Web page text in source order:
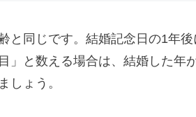
と同じです。結婚記念日の1年
」と数える場合は、結婚した
しょう。